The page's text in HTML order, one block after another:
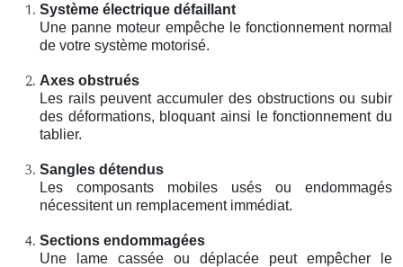
Système électrique défaillant
Une panne moteur empêche le fonctionnement normal
de votre système motorisé.
Axes obstrués
Les rails peuvent accumuler des obstructions ou subir
des déformations, bloquant ainsi le fonctionnement du
tablier.
Sangles détendus
Les composants mobiles usés ou endommagés
nécessitent un remplacement immédiat.
Sections endommagées
Une lame cassée ou déplacée peut empêcher le